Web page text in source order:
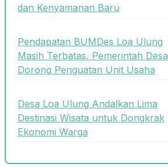
dan Kenyamanan Baru
Pendapatan BUMDes Loa Ulung
Masih Terbatas, Pemerintah Desa
Dorong Penguatan Unit Usaha
Desa Loa Ulung Andalkan Lima
Destinasi Wisata untuk Dongkrak
Ekonomi Warga